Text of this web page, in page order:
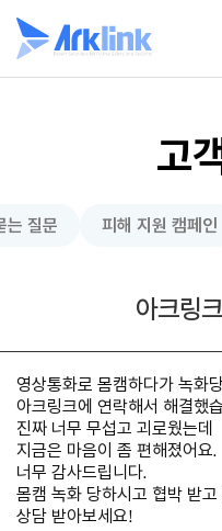
고
는 질문 피해 지원 캠페인
아크링
영상통화로 몸캠하다가 녹화
아크링크에 연락해서 해결했
진짜 너무 무섭고 괴로웠는데
지금은 마음이 좀 편해졌어요.
너무 감사드립니다.
몸캠 녹화 당하시고 협박 받고
상담 받아보세요!